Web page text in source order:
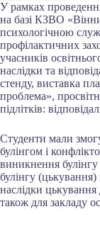
У рамках
на базі КЗВО
психологічною
профілактичних
учасників
наслідки та
стенду, виставка
проблема»,
підлітків:
Студенти мали
булінгом і
виникнення булінгу
булінгу (цькування)
наслідки цькування
також для закладу